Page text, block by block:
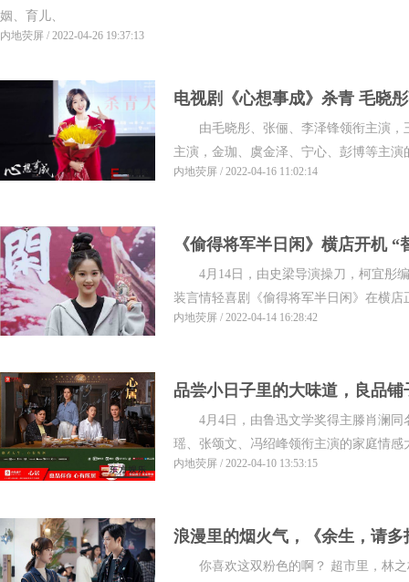
姻、育儿、
内地荧屏 / 2022-04-26 19:37:13
电视剧《心想事成》杀青 毛晓
由毛晓彤、张俪、李泽锋领衔主演，
主演，金珈、虞金泽、宁心、彭博等主演
内地荧屏 / 2022-04-16 11:02:14
《偷得将军半日闲》横店开机
4月14日，由史梁导演操刀，柯宜彤编
装言情轻喜剧《偷得将军半日闲》在横店
内地荧屏 / 2022-04-14 16:28:42
品尝小日子里的大味道，良品
4月4日，由鲁迅文学奖得主滕肖澜同
瑶、张颂文、冯绍峰领衔主演的家庭情感
内地荧屏 / 2022-04-10 13:53:15
浪漫里的烟火气，《余生，请
你喜欢这双粉色的啊？ 超市里，林之